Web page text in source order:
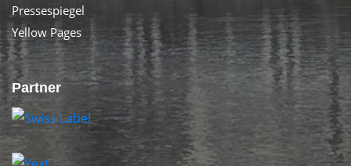
Pressespiegel
Yellow Pages
Partner